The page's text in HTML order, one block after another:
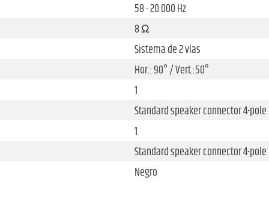
58 - 20.000 Hz
8 Ω
Sistema de 2 vías
Hor.: 90° / Vert.:50°
1
Standard speaker connector 4-
1
Standard speaker connector 4-
Negro